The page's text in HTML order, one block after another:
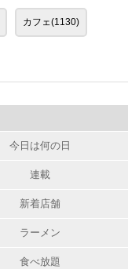
カフェ(1130)
今日は何の日
連載
新着店舗
ラーメン
食べ放題